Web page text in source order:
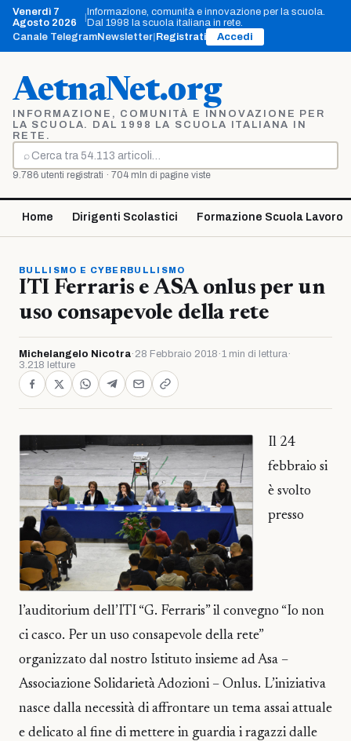
Vai
contenuto
Venerdì 7
Agosto 2026
Informazione, comunità e innovazione per la scuola.
Dal 1998 la scuola italiana in rete.
Canale TelegramNewsletter Registrati Accedi
AetnaNet.org
INFORMAZIONE, COMUNITÀ E INNOVAZIONE PER
LA SCUOLA. DAL 1998 LA SCUOLA ITALIANA IN
RETE.
⌕
Cerca
9.786 utenti registrati · 704 mln di pagine viste
Home Dirigenti Scolastici Formazione Scuola Lavoro
BULLISMO E CYBERBULLISMO
ITI Ferraris e ASA onlus per un
uso consapevole della rete
Michelangelo Nicotra· 28 Febbraio 2018 ·1 min di lettura·
3.218 letture
Il 24
febbraio si
è svolto
presso
l’auditorium dell’ITI “G. Ferraris” il convegno “Io non
ci casco. Per un uso consapevole della rete”
organizzato dal nostro Istituto insieme ad Asa –
Associazione Solidarietà Adozioni – Onlus. L’iniziativa
nasce dalla necessità di affrontare un tema assai attuale
e delicato al fine di mettere in guardia i ragazzi dalle